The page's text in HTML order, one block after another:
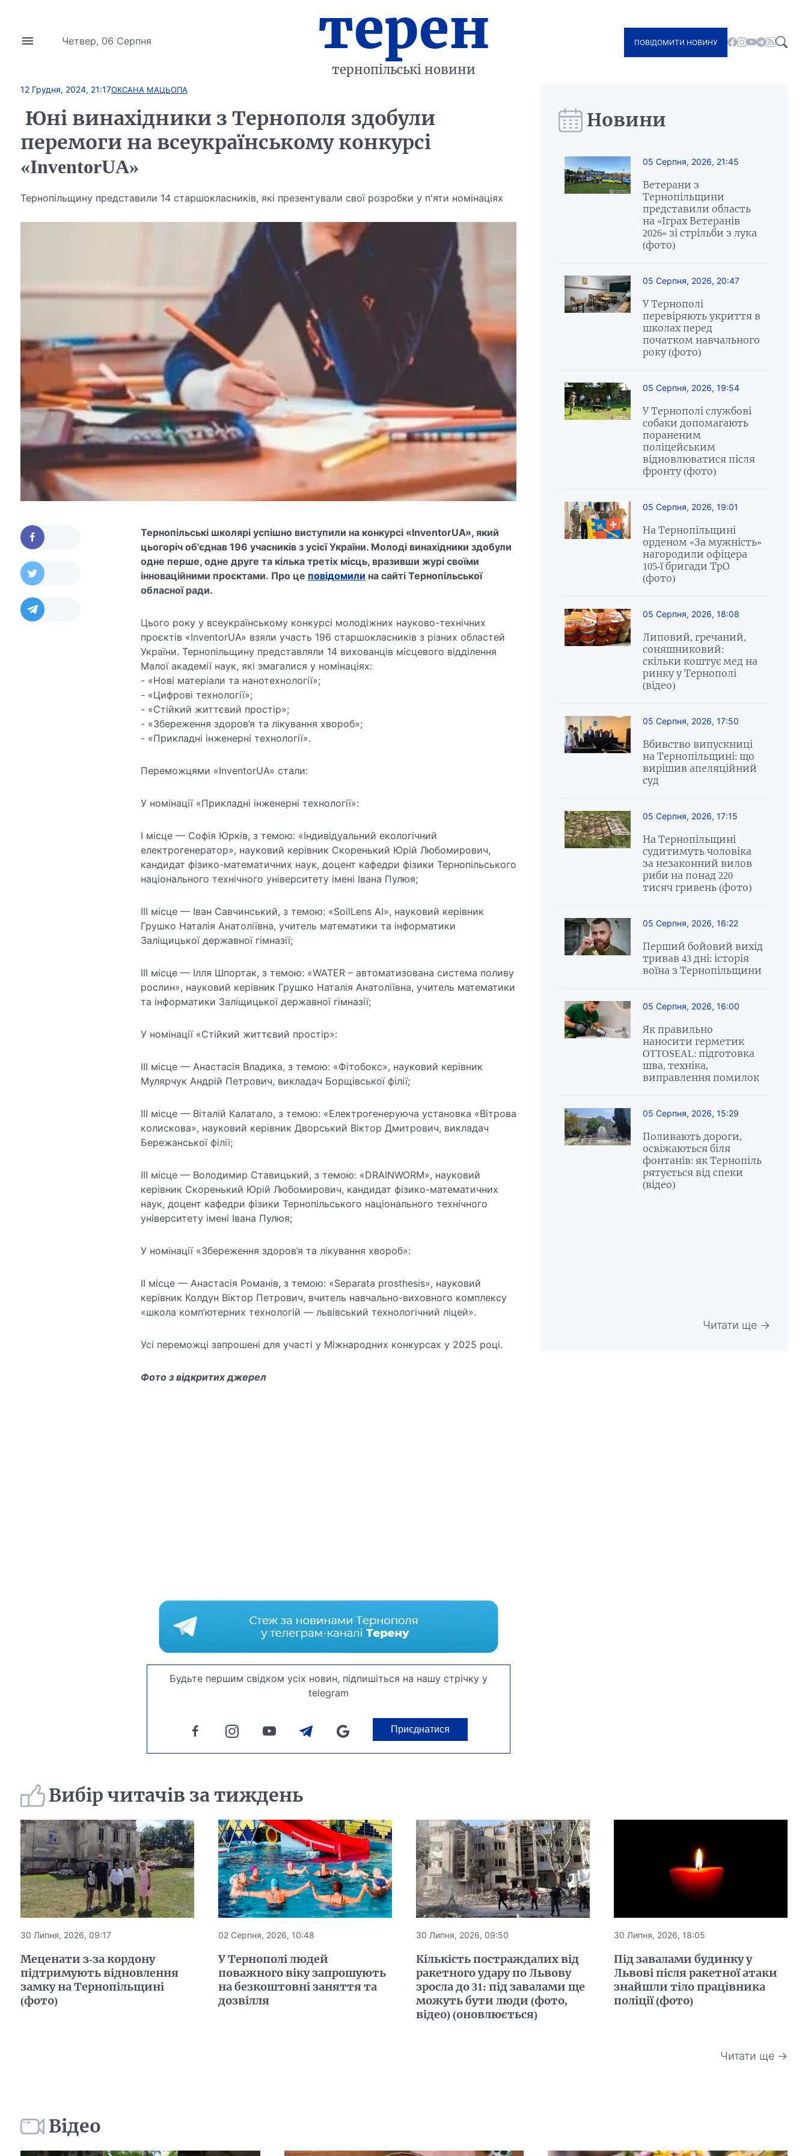
Четвер, 06 Серпня терен
тернопільські новини
ПОВІДОМИТИ НОВИНУ
12 Грудня, 2024, 21:17ОКСАНА МАЦЬОПА
Юні винахідники з Тернополя здобули
перемоги на всеукраїнському конкурсі
«InventorUA»
Тернопільщину представили 14 старшокласників, які презентували свої розробки у п'яти номінаціях
Тернопільські школярі успішно виступили на конкурсі «InventorUA», який
цьогоріч об'єднав 196 учасників з усієї України. Молоді винахідники здобули
одне перше, одне друге та кілька третіх місць, вразивши журі своїми
інноваційними проєктами. Про це повідомили на сайті Тернопільської
обласної ради.
Цього року у всеукраїнському конкурсі молодіжних науково-технічних
проєктів «InventorUA» взяли участь 196 старшокласників з різних областей
України. Тернопільщину представляли 14 вихованців місцевого відділення
Малої академії наук, які змагалися у номінаціях:
- «Нові матеріали та нанотехнології»;
- «Цифрові технології»;
- «Стійкий життєвий простір»;
- «Збереження здоров’я та лікування хвороб»;
- «Прикладні інженерні технології».
Переможцями «InventorUA» стали:
У номінації «Прикладні інженерні технології»:
I місце — Софія Юрків, з темою: «Індивідуальний екологічний
електрогенератор», науковий керівник Скоренький Юрій Любомирович,
кандидат фізико-математичних наук, доцент кафедри фізики Тернопільського
національного технічного університету імені Івана Пулюя;
III місце — Іван Савчинський, з темою: «SoilLens AI», науковий керівник
Грушко Наталія Анатоліївна, учитель математики та інформатики
Заліщицької державної гімназії;
III місце — Ілля Шпортак, з темою: «WATER – автоматизована система поливу
рослин», науковий керівник Грушко Наталія Анатоліївна, учитель математики
та інформатики Заліщицької державної гімназії;
У номінації «Стійкий життєвий простір»:
III місце — Анастасія Владика, з темою: «Фітобокс», науковий керівник
Мулярчук Андрій Петрович, викладач Борщівської філії;
III місце — Віталій Калатало, з темою: «Електрогенеруюча установка «Вітрова
колискова», науковий керівник Дворський Віктор Дмитрович, викладач
Бережанської філії;
III місце — Володимир Ставицький, з темою: «DRAINWORM», науковий
керівник Скоренький Юрій Любомирович, кандидат фізико-математичних
наук, доцент кафедри фізики Тернопільського національного технічного
університету імені Івана Пулюя;
У номінації «Збереження здоров’я та лікування хвороб»:
II місце — Анастасія Романів, з темою: «Separata prosthesis», науковий
керівник Колдун Віктор Петрович, вчитель навчально-виховного комплексу
«школа комп’ютерних технологій — львівський технологічний ліцей».
Усі переможці запрошені для участі у Міжнародних конкурсах у 2025 році.
Фото з відкритих джерел
Будьте першим свідком усіх новин, підпишіться на нашу стрічку у
telegram
Приєднатися
Новини
05 Серпня, 2026, 21:45
Ветерани з
Тернопільщини
представили область
на «Іграх Ветеранів
2026» зі стрільби з лука
(фото)
05 Серпня, 2026, 20:47
У Тернополі
перевіряють укриття в
школах перед
початком навчального
року (фото)
05 Серпня, 2026, 19:54
У Тернополі службові
собаки допомагають
пораненим
поліцейським
відновлюватися після
фронту (фото)
05 Серпня, 2026, 19:01
На Тернопільщині
орденом «За мужність»
нагородили офіцера
105-ї бригади ТрО
(фото)
05 Серпня, 2026, 18:08
Липовий, гречаний,
соняшниковий:
скільки коштує мед на
ринку у Тернополі
(відео)
05 Серпня, 2026, 17:50
Вбивство випускниці
на Тернопільщині: що
вирішив апеляційний
суд
05 Серпня, 2026, 17:15
На Тернопільщині
судитимуть чоловіка
за незаконний вилов
риби на понад 220
тисяч гривень (фото)
05 Серпня, 2026, 16:22
Перший бойовий вихід
тривав 43 дні: історія
воїна з Тернопільщини
05 Серпня, 2026, 16:00
Як правильно
наносити герметик
OTTOSEAL: підготовка
шва, техніка,
виправлення помилок
05 Серпня, 2026, 15:29
Поливають дороги,
освіжаються біля
фонтанів: як Тернопіль
рятується від спеки
(відео)
Читати ще →
Вибір читачів за тиждень
30 Липня, 2026, 09:17
Меценати з-за кордону
підтримують відновлення
замку на Тернопільщині
(фото)
02 Серпня, 2026, 10:48
У Тернополі людей
поважного віку запрошують
на безкоштовні заняття та
дозвілля
30 Липня, 2026, 09:50
Кількість постраждалих від
ракетного удару по Львову
зросла до 31: під завалами ще
можуть бути люди (фото,
відео) (оновлюється)
30 Липня, 2026, 18:05
Під завалами будинку у
Львові після ракетної атаки
знайшли тіло працівника
поліції (фото)
Читати ще →
Відео